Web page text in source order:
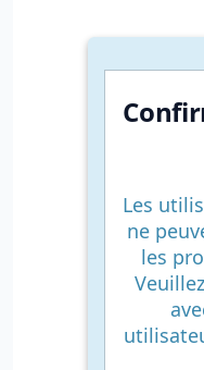
Les
ne
les